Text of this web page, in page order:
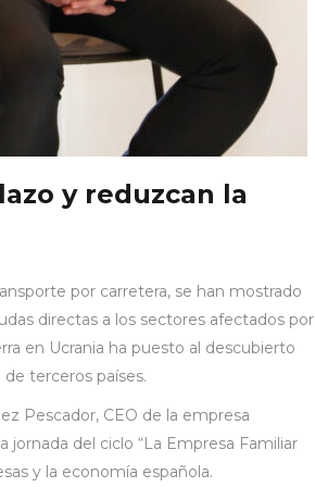
y reduzcan la
por carretera, se han mostrado
directas a los sectores afectados por
en Ucrania ha puesto al descubierto
terceros países.
Pescador, CEO de la empresa
del ciclo “La Empresa Familiar
y la economía española.